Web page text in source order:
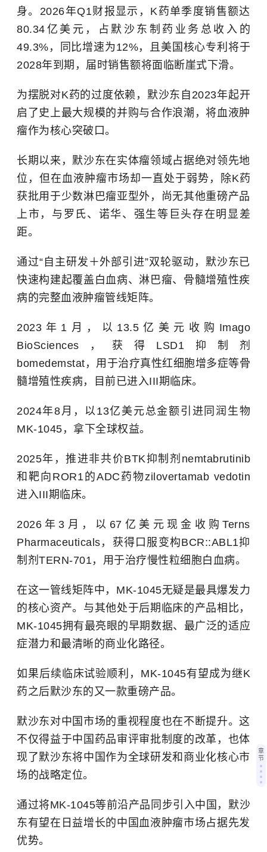
身。2026年Q1财报显示，K药单季度销售额达
80.34亿美元，占默沙东制药业务总收入的
49.3%，同比增速为12%，且美国核心专利将于
2028年到期，届时销售额将面临断崖式下滑。
为摆脱对K药的过度依赖，默沙东自2023年起开
启了史上最大规模的并购与合作浪潮，将血液肿
瘤作为核心突破口。
长期以来，默沙东在实体瘤领域占据绝对领先地
位，但在血液肿瘤市场却一直处于弱势，除K药
获批用于少数淋巴瘤亚型外，尚无其他重磅产品
上市，与罗氏、诺华、强生等巨头存在明显差
距。
通过“自主研发＋外部引进”双轮驱动，默沙东已
快速构建起覆盖白血病、淋巴瘤、骨髓增殖性疾
病的完整血液肿瘤管线矩阵。
2023年1月，以13.5亿美元收购Imago
BioSciences，获得LSD1抑制剂
bomedemstat，用于治疗真性红细胞增多症等骨
髓增殖性疾病，目前已进入III期临床。
2024年8月，以13亿美元总金额引进同润生物
MK-1045，拿下全球权益。
2025年，推进非共价BTK抑制剂nemtabrutinib
和靶向ROR1的ADC药物zilovertamab vedotin
进入III期临床。
2026年3月，以67亿美元现金收购Terns
Pharmaceuticals，获得口服变构BCR::ABL1抑
制剂TERN-701，用于治疗慢性粒细胞白血病。
在这一管线矩阵中，MK-1045无疑是最具爆发力
的核心资产。与其他处于后期临床的产品相比，
MK-1045拥有最亮眼的早期数据、最广泛的适应
症潜力和最清晰的商业化路径。
如果后续临床试验顺利，MK-1045有望成为继K
药之后默沙东的又一款重磅产品。
默沙东对中国市场的重视程度也在不断提升。这
不仅得益于中国药品审评审批制度的改革，也体
现了默沙东将中国作为全球研发和商业化核心市
场的战略定位。
通过将MK-1045等前沿产品同步引入中国，默沙
东有望在日益增长的中国血液肿瘤市场占据先发
优势。
章
节